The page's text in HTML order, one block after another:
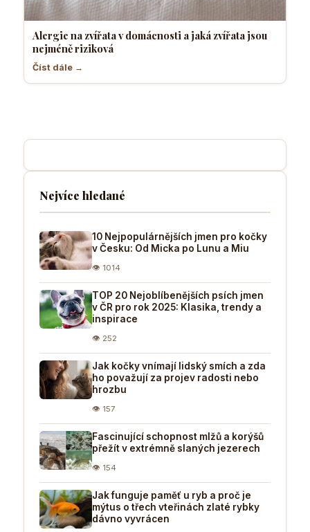
Alergie na zvířata v domácnosti a jaká zvířata jsou
nejméně riziková
Číst dále →
Nejvíce hledané
10 Nejpopulárnějších jmen pro kočky
v Česku: Od Micka po Lunu a Miu
👁 1014
TOP 20 Nejoblíbenějších psích jmen
v ČR pro rok 2025: Klasika, trendy a
inspirace
👁 252
Jak kočky vnímají lidský smích a zda
ho považují za projev radosti nebo
hrozbu
👁 157
Fascinující schopnost mlžů a korýšů
přežít v extrémně slaných jezerech
👁 154
Jak funguje paměť u ryb a proč je
mýtus o třech vteřinách zlaté rybky
dávno vyvrácen